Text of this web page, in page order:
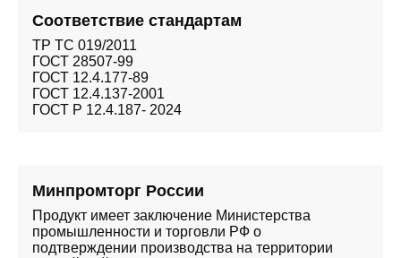
Соответствие стандартам
ТР ТС 019/2011
ГОСТ 28507-99
ГОСТ 12.4.177-89
ГОСТ 12.4.137-2001
ГОСТ Р 12.4.187- 2024
Минпромторг России
Продукт имеет заключение Министерства
промышленности и торговли РФ о
подтверждении производства на территории